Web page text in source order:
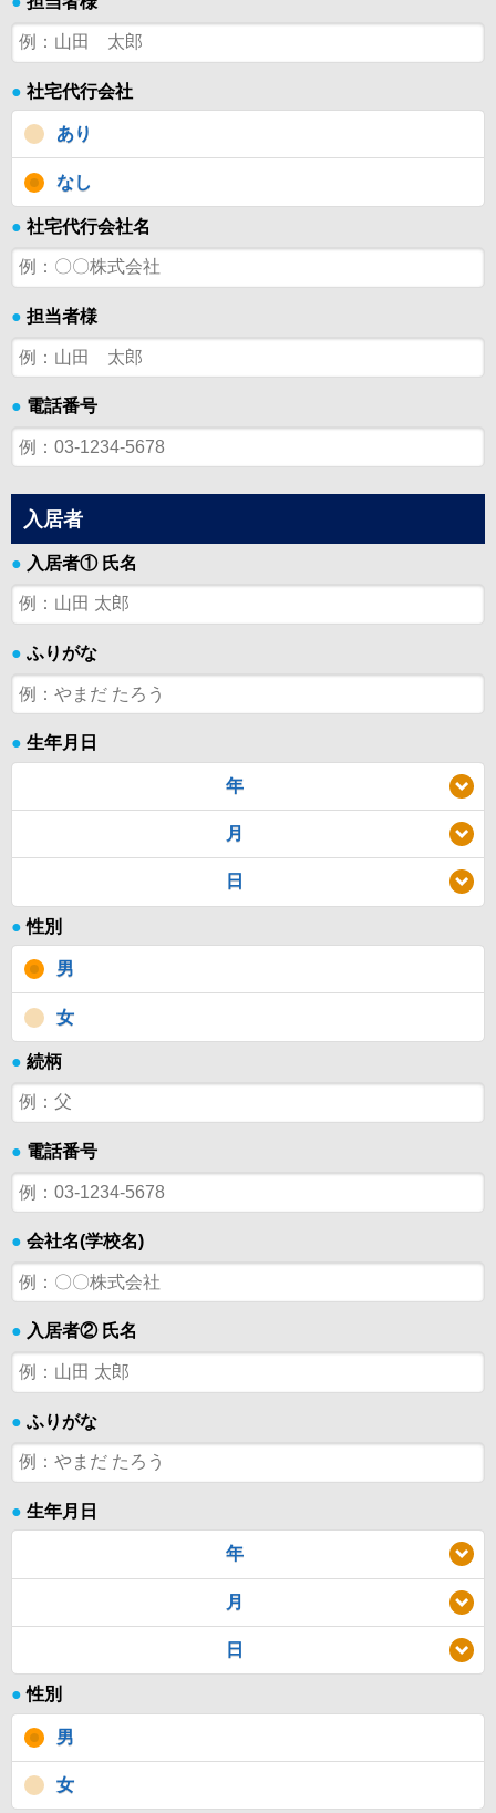
● 社宅代行会社
あり
なし
● 社宅代行会社名
● 担当者様
● 電話番号
入居者
● 入居者① 氏名
● ふりがな
● 生年月日
年
月
日
● 性別
男
女
● 続柄
● 電話番号
● 会社名(学校名)
● 入居者② 氏名
● ふりがな
● 生年月日
年
月
日
● 性別
男
女